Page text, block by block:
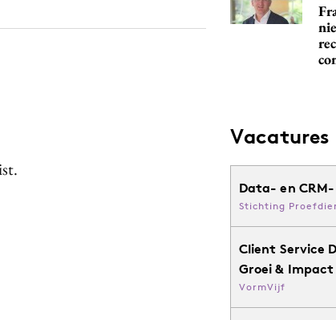
Vacatures
Data- en
Stichting
Client Service
Groei & Impact
VormVijf